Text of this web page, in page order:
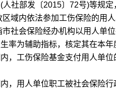
社部发〔2015〕72号)等规定
内依法参加工伤保险的用人
会保险经办机构以用人单
率为辅助指标，核定其在本年
工伤保险基金支付用人单位
用人单位职工被社会保险行